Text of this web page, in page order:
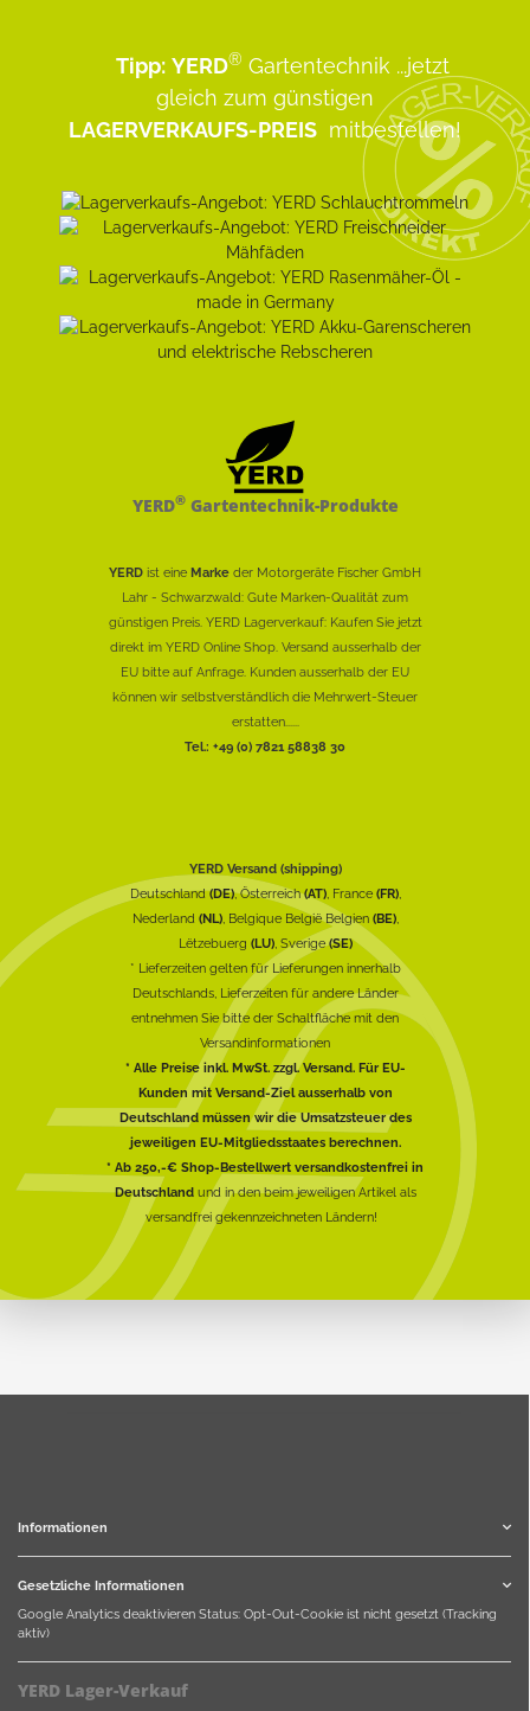
Tipp: YERD® Gartentechnik ...jetzt
gleich zum günstigen
LAGERVERKAUFS-PREIS mitbestellen!
YERD®Gartentechnik-Produkte
YERD ist eine Marke der Motorgeräte Fischer GmbH
Lahr - Schwarzwald: Gute Marken-Qualität zum
günstigen Preis. YERD Lagerverkauf: Kaufen Sie jetzt
direkt im YERD Online Shop. Versand ausserhalb der
EU bitte auf Anfrage. Kunden ausserhalb der EU
können wir selbstverständlich die Mehrwert-Steuer
erstatten......
Tel.: +49 (0) 7821 58838 30
YERD Versand (shipping)
Deutschland(DE), Österreich(AT), France (FR),
Nederland (NL), Belgique België Belgien (BE),
Lëtzebuerg (LU), Sverige(SE)
* Lieferzeiten gelten für Lieferungen innerhalb
Deutschlands, Lieferzeiten für andere Länder
entnehmen Sie bitte der Schaltfläche mit den
Versandinformationen
* Alle Preise inkl. MwSt. zzgl. Versand. Für EU-
Kunden mit Versand-Ziel ausserhalb von
Deutschland müssen wir die Umsatzsteuer des
jeweiligen EU-Mitgliedsstaates berechnen.
* Ab 250,-€ Shop-Bestellwert versandkostenfrei in
Deutschlandund in den beim jeweiligen Artikel als
versandfrei gekennzeichneten Ländern!
Informationen
Gesetzliche Informationen
Google Analytics deaktivieren Status: Opt-Out-Cookie ist nicht gesetzt (Tracking
aktiv)
YERD Lager-Verkauf